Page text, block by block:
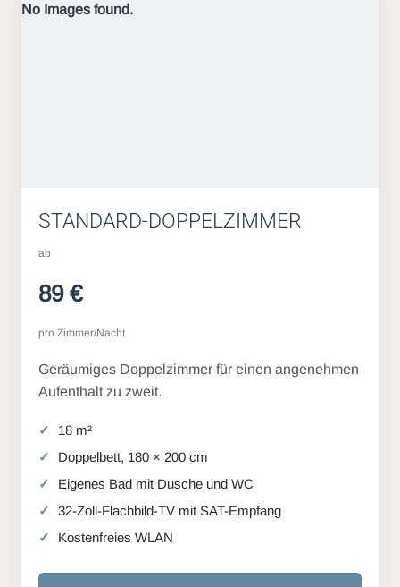
No Images found.
STANDARD-DOPPELZIMMER
ab
89 €
pro Zimmer/Nacht
Geräumiges Doppelzimmer für einen angenehmen
Aufenthalt zu zweit.
18 m²
Doppelbett, 180 × 200 cm
Eigenes Bad mit Dusche und WC
32-Zoll-Flachbild-TV mit SAT-Empfang
Kostenfreies WLAN